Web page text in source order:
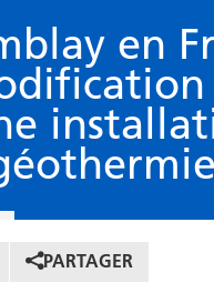
en
PARTAGER